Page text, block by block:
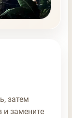
затем
и замените